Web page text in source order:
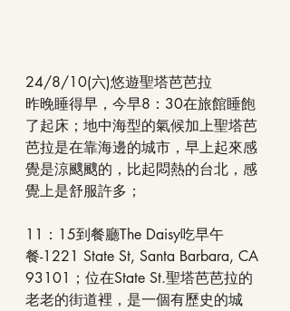
24/8/10(六)悠遊聖塔芭芭拉
昨晚睡得早，今早8：30在旅館睡飽
了起床；地中海型的氣候加上聖塔芭
芭拉是在靠海邊的城市，早上起來感
覺是涼颼颼的，比起悶熱的台北，感
覺上是舒服許多；
11：15到餐廳The Daisy吃早午
餐-1221 State St, Santa Barbara, CA
93101；位在State St.聖塔芭芭拉的
老老的街道裡，是一個有歷史的城